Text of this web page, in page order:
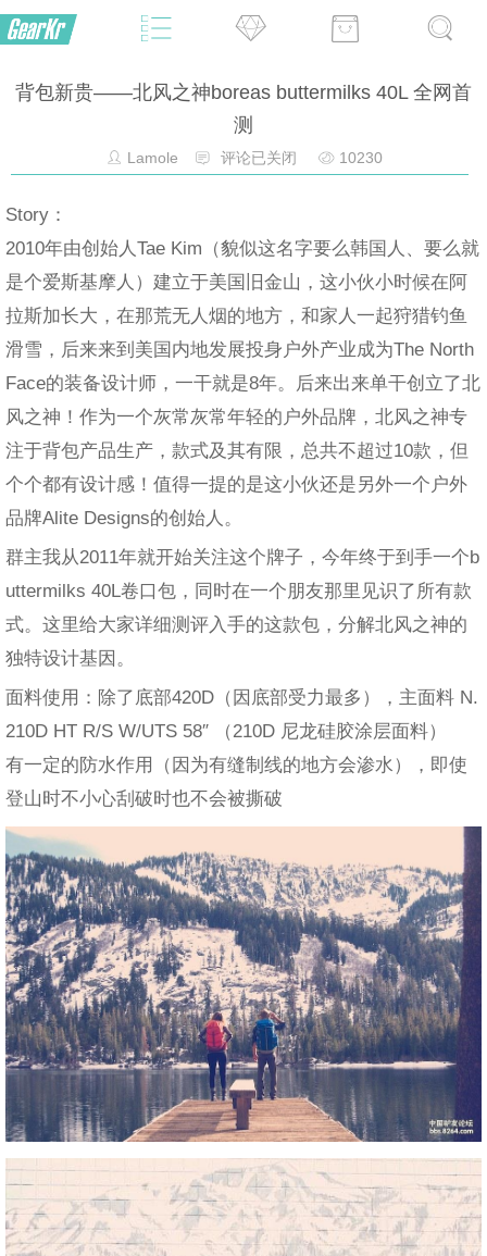
背包新贵——北风之神boreas buttermilks 40L 全网首
测
Lamole 评论已关闭 10230
Story：
2010年由创始人Tae Kim（貌似这名字要么韩国人、要么就
是个爱斯基摩人）建立于美国旧金山，这小伙小时候在阿
拉斯加长大，在那荒无人烟的地方，和家人一起狩猎钓鱼
滑雪，后来来到美国内地发展投身户外产业成为The North
Face的装备设计师，一干就是8年。后来出来单干创立了北
风之神！作为一个灰常灰常年轻的户外品牌，北风之神专
注于背包产品生产，款式及其有限，总共不超过10款，但
个个都有设计感！值得一提的是这小伙还是另外一个户外
品牌Alite Designs的创始人。
群主我从2011年就开始关注这个牌子，今年终于到手一个b
uttermilks 40L卷口包，同时在一个朋友那里见识了所有款
式。这里给大家详细测评入手的这款包，分解北风之神的
独特设计基因。
面料使用：除了底部420D（因底部受力最多），主面料 N.
210D HT R/S W/UTS 58″ （210D 尼龙硅胶涂层面料）
有一定的防水作用（因为有缝制线的地方会渗水），即使
登山时不小心刮破时也不会被撕破